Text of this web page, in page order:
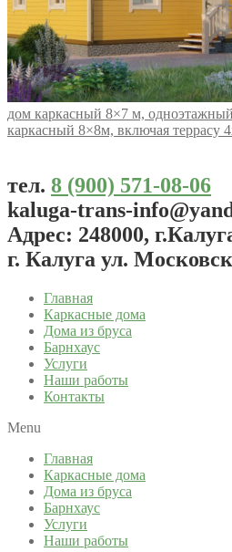
дом каркасный 8×7 м,
каркасный 8×8м, включая террасу
тел. 8 (900) 571-08-06
kaluga-trans-
Адрес: 248000,
г. Калуга ул.
Главная
Каркасные дома
Дома из бруса
Барнхаус
Услуги
Наши работы
Контакты
Menu
Главная
Каркасные дома
Дома из бруса
Барнхаус
Услуги
Наши работы